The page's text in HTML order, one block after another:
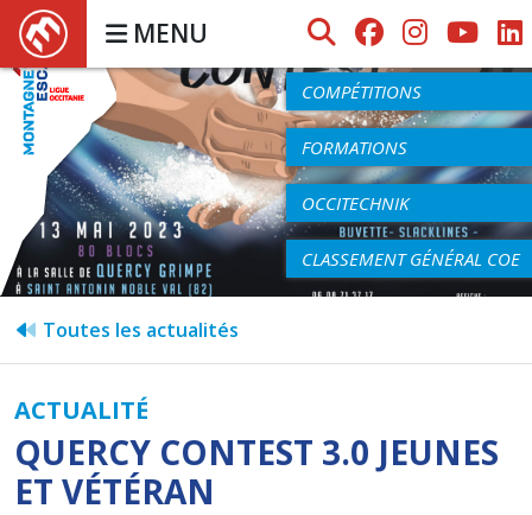
MENU AGENDA
COMPÉTITIONS
FORMATIONS
OCCITECHNIK
CLASSEMENT GÉNÉRAL COE
Toutes les actualités
ACTUALITÉ
QUERCY CONTEST 3.0 JEUNES
ET VÉTÉRAN